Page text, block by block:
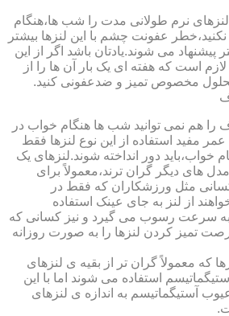
لنزهای نرم طولانی مدت را شب ها،هنگام
عفونت چشم با این لنزها بیشتر
پیشنهاد می شوند.یادتان باشد اگر از این
است که هفته ای یک بار آن ها را از
مخصوص تمیز و ضدعفونی کنید.
را هم نمی توانید شب ها هنگام خواب در
مفید استفاده از این نوع لنزها فقط
دور انداخته شوند.لنزهای یک
های دیگر گران ترند،معمولاً برای
مثل ورزشکاران که فقط در
از لنز به جای عینک استفاده
به سرعت رسوب می گیرد و نیز کسانی که
تمیز کردن لنزها را به صورت روزانه
که معمولاً گران تر از بقیه ی لنزهای
استفاده می شوند اما با این
آستیگماتیسم به اندازه ی لنزهای